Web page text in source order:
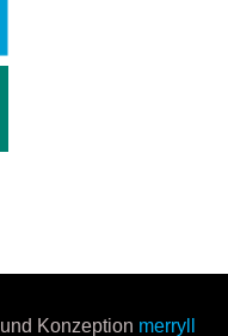
und Konzeption merryll